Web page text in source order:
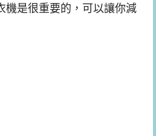
機是很重要的，可以讓你減